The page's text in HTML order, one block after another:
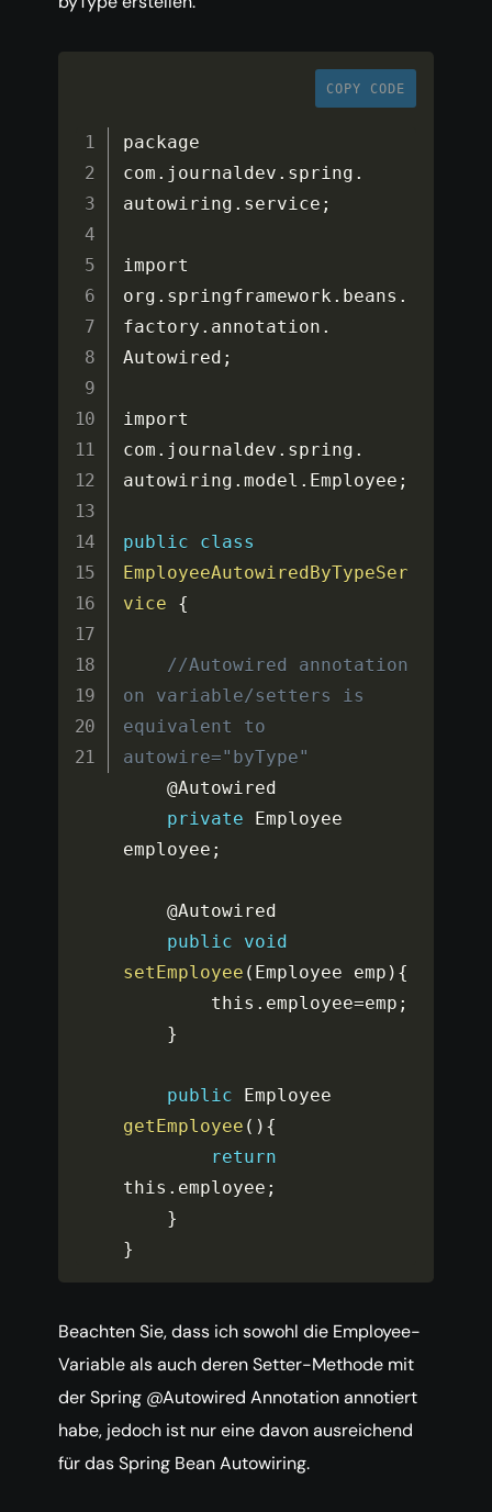
COPY CODE
package
com . journaldev . spring .
autowiring . service ;
import
org . springframework . beans .
factory . annotation .
Autowired ;
import
com . journaldev . spring .
autowiring .model . Employee ;
public
class
EmployeeAutowiredByTypeSer
vice
{
//Autowired annotation
on variable/setters is
equivalent to
autowire="byType"
    @Autowired
private Employee
employee ;
    @Autowired
public
void
setEmployee ( Employee emp ) {
        this
. employee=emp ;
}
public
getEmployee ( ) {
return
this . employee ;
}
}
Beachten Sie, dass ich sowohl die Employee-
Variable als auch deren Setter-Methode mit
der Spring @Autowired Annotation annotiert
habe, jedoch ist nur eine davon ausreichend
für das Spring Bean Autowiring.